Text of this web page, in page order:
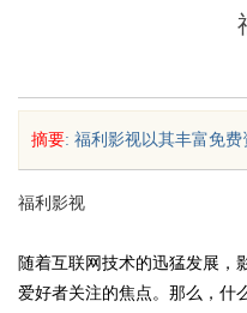
sc
摘要: 福利影视以其丰富免
福利影视
随着互联网技术的迅猛发展，
爱好者关注的焦点。那么，什
他免费派单？